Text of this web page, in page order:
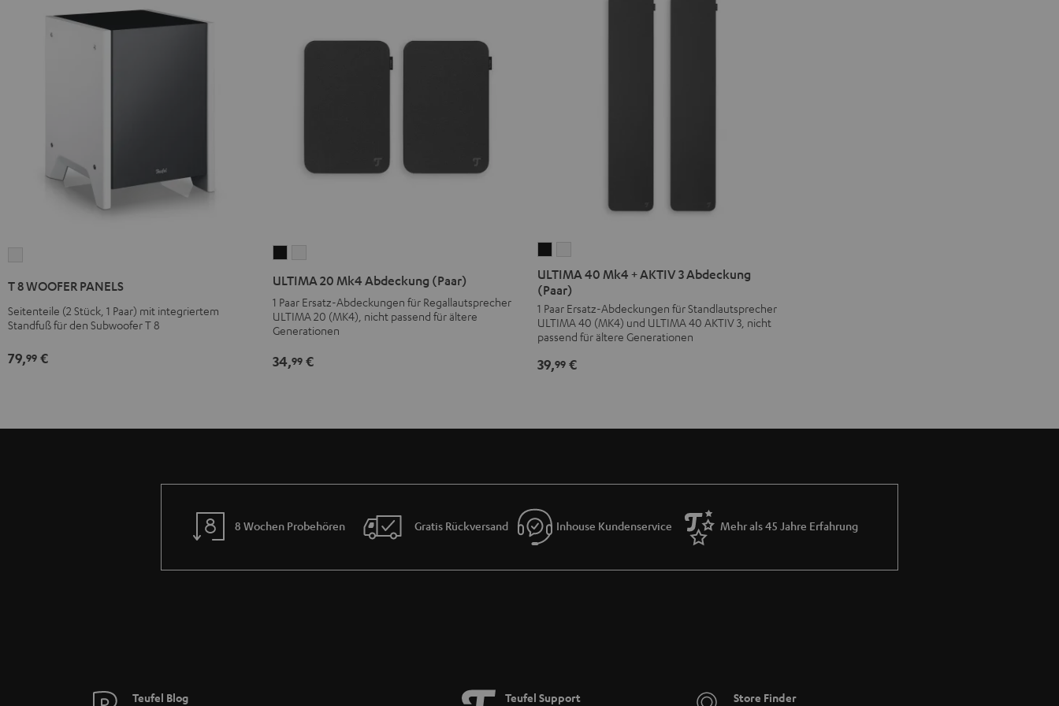
WOOFER
PANELS
Weiß
T 8 WOOFER PANELS
Seitenteile (2 Stück, 1 Paar) mit integriertem
Standfuß für den Subwoofer T 8
79,99 €
Abdeckung
(Paar)
Abdeckung
(Paar)
ULTIMA 20 Mk4 Abdeckung (Paar)
1 Paar Ersatz-Abdeckungen für Regallautsprecher
ULTIMA 20 (MK4), nicht passend für ältere
Generationen
34,99 €
40
Mk4
+
AKTIV
3
Abdeckung
40
Mk4
+
AKTIV
3
Abdeckung
ULTIMA 40 Mk4 + AKTIV 3 Abdeckung
(Paar)
1 Paar Ersatz-Abdeckungen für Standlautsprecher
ULTIMA 40 (MK4) und ULTIMA 40 AKTIV 3, nicht
passend für ältere Generationen
39,99 €
8 Wochen Probehören Gratis Rückversand Inhouse Kundenservice Mehr als 45 Jahre Erfahrung
Teufel Blog Teufel Support Store Finder